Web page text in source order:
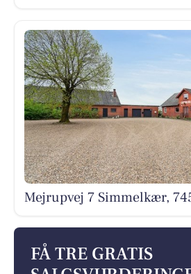
Mejrupvej 7 Simmelkær,
FÅ TRE GRATIS